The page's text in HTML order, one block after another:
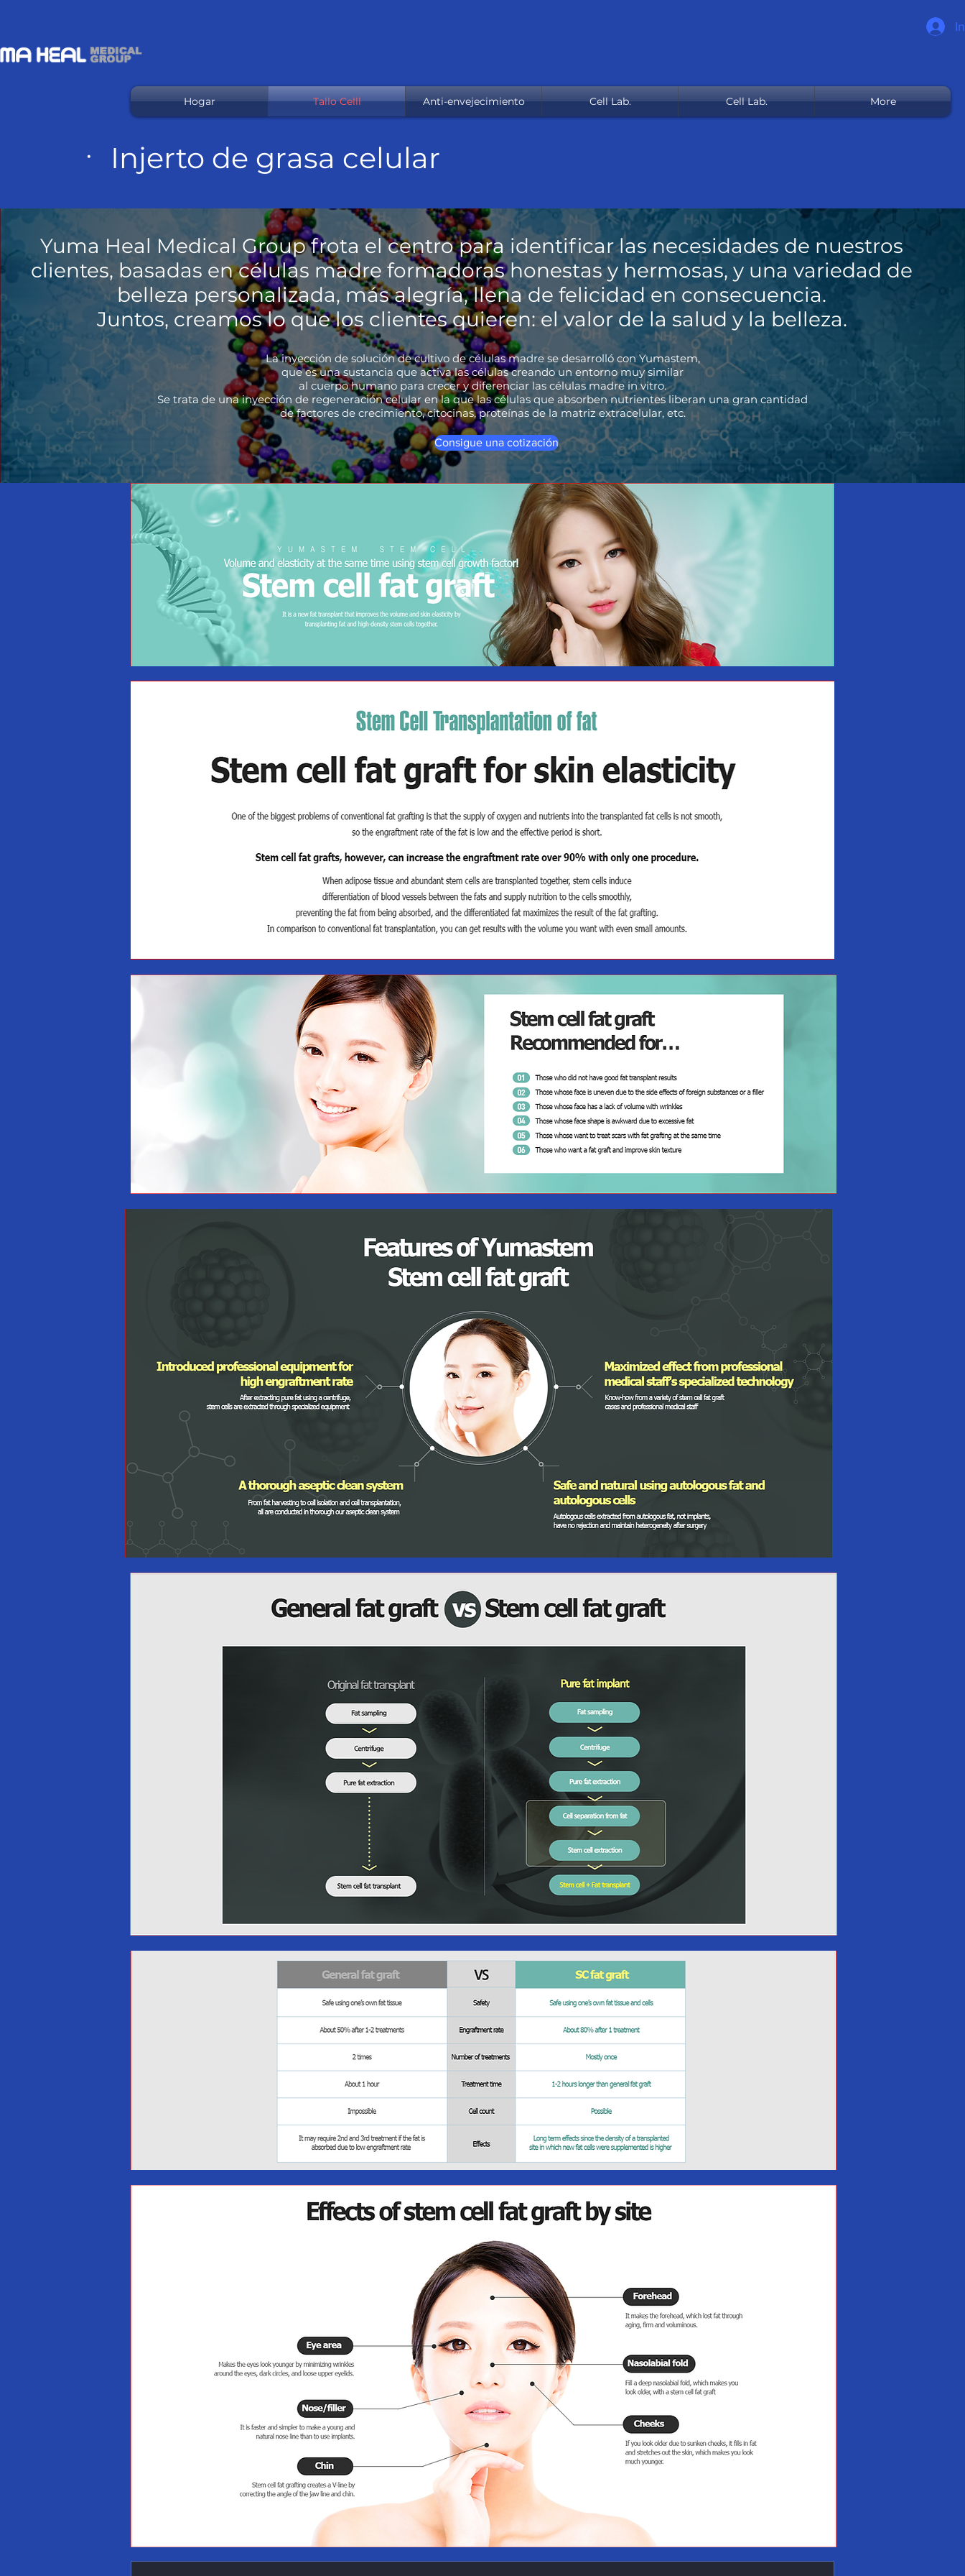
Hogar Tallo Celll Anti-envejecimiento Cell Lab. Cell Lab. More
ㆍ Injerto de grasa celular
Yuma Heal Medical Group frota el centro para identificar las necesidades de nuestros
clientes, basadas en células madre formadoras honestas y hermosas, y una variedad de
belleza personalizada, más alegría, llena de felicidad en consecuencia.
Juntos, creamos lo que los clientes quieren: el valor de la salud y la belleza.
La inyección de solución de cultivo de células madre se desarrolló con Yumastem,
que es una sustancia que activa las células creando un entorno muy similar
al cuerpo humano para crecer y diferenciar las células madre in vitro.
Se trata de una inyección de regeneración celular en la que las células que absorben nutrientes liberan una gran cantidad
de factores de crecimiento, citocinas, proteínas de la matriz extracelular, etc.
Consigue una cotización